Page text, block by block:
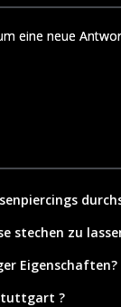
eine neue
stechen zu
Eigenschaften?
?